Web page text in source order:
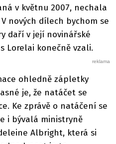
v květnu 2007, nechala
nových dílech bychom se
daří v její novinářské
Lorelai konečně vzali.
ohledně zápletky
je, že natáčet se
Ke zprávě o natáčení se
i bývalá ministryně
Albright, která si